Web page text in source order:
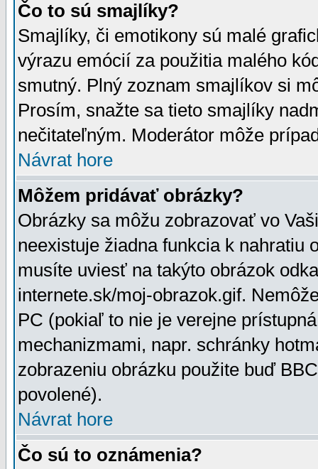
Čo to sú smajlíky?
Smajlíky, či emotikony sú malé
výrazu emócií za použitia malého
smutný. Plný zoznam smajlíkov si
Prosím, snažte sa tieto smajlíky
nečitateľným. Moderátor môže
Návrat hore
Môžem pridávať obrázky?
Obrázky sa môžu zobrazovať vo
neexistuje žiadna funkcia k nahratiu
musíte uviesť na takýto obrázok
internete.sk/moj-obrazok.gif.
PC (pokiaľ to nie je verejne
mechanizmami, napr. schránky
zobrazeniu obrázku použite buď
povolené).
Návrat hore
Čo sú to oznámenia?